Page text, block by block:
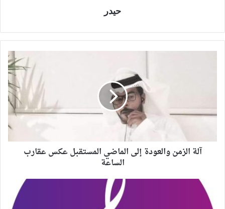
حيدر
آلة الزمن والعودة إلى الماضي المستقبل عكس عقارب
الساعة